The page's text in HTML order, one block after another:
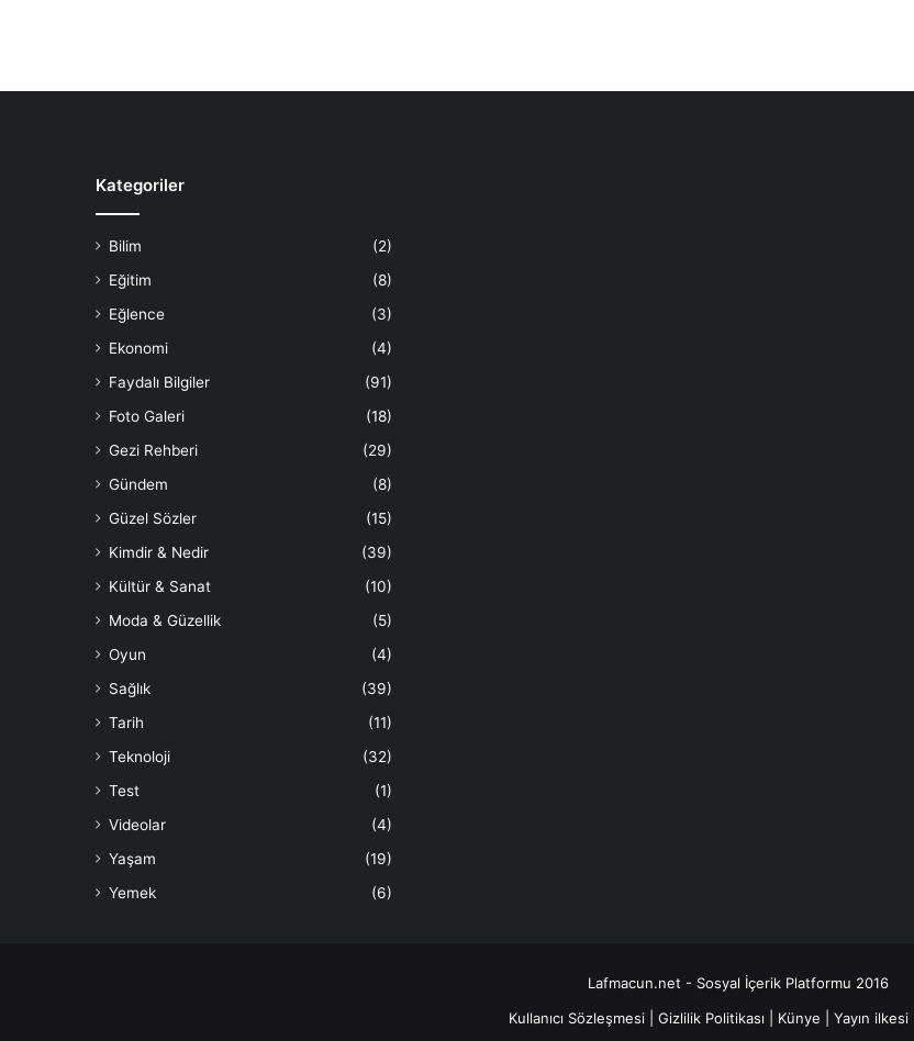
Kategoriler
Bilim
(2)
Eğitim
(8)
Eğlence
(3)
Ekonomi
(4)
Faydalı Bilgiler
(91)
Foto Galeri
(18)
Gezi Rehberi
(29)
Gündem
(8)
Güzel Sözler
(15)
Kimdir & Nedir
(39)
Kültür & Sanat
(10)
Moda & Güzellik
(5)
Oyun
(4)
Sağlık
(39)
Tarih
(11)
Teknoloji
(32)
Test
(1)
Videolar
(4)
Yaşam
(19)
Yemek
(6)
Lafmacun.net - Sosyal İçerik Platformu 2016
Kullanıcı Sözleşmesi| Gizlilik Politikası Künye Yayın ilkesi|